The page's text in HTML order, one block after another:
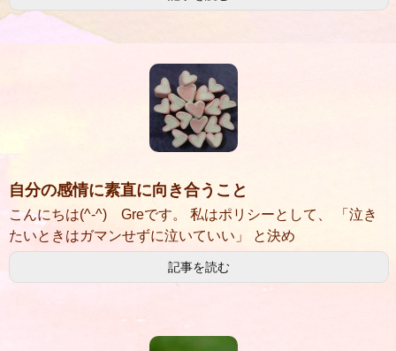
自分の感情に素直に向き合うこと
こんにちは(^-^) Greです。 私はポリシーとして、 「泣き
たいときはガマンせずに泣いていい」 と決め
記事を読む